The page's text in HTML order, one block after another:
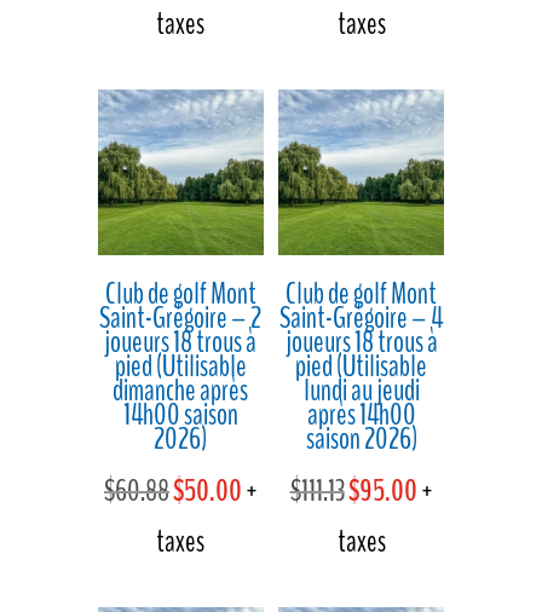
prix
était :
$55.66.
est :
$48.00.
taxes
prix
était :
$43.49.
est :
$38.00.
taxes
Club de golf Mont
Saint-Grégoire – 2
joueurs 18 trous à
pied (Utilisable
dimanche après
14h00 saison
2026)
$60.88Le
prix
$50.00Le
+
taxes
Club de golf Mont
Saint-Grégoire – 4
joueurs 18 trous à
pied (Utilisable
lundi au jeudi
après 14h00
saison 2026)
$111.13Le
prix
$95.00Le
+
taxes